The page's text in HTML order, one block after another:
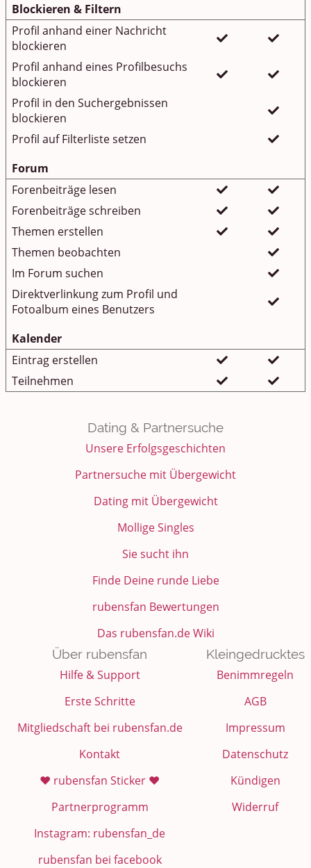
Blockieren & Filtern
Profil anhand einer Nachricht
blockieren
Profil anhand eines Profilbesuchs
blockieren
Profil in den Suchergebnissen
blockieren
Profil auf Filterliste setzen
Forum
Forenbeiträge lesen
Forenbeiträge schreiben
Themen erstellen
Themen beobachten
Im Forum suchen
Direktverlinkung zum Profil und
Fotoalbum eines Benutzers
Kalender
Eintrag erstellen
Teilnehmen
Dating & Partnersuche
Unsere Erfolgsgeschichten
Partnersuche mit Übergewicht
Dating mit Übergewicht
Mollige Singles
Sie sucht ihn
Finde Deine runde Liebe
rubensfan Bewertungen
Das rubensfan.de Wiki
Über rubensfan
Hilfe & Support
Erste Schritte
Mitgliedschaft bei rubensfan.de
Kontakt
❤️ rubensfan Sticker ❤️
Partnerprogramm
Instagram: rubensfan_de
rubensfan bei facebook
Kleingedrucktes
Benimmregeln
AGB
Impressum
Datenschutz
Kündigen
Widerruf